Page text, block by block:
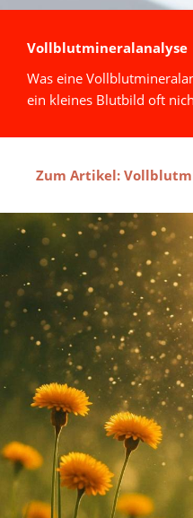
Vollblutmineralanalyse
Was eine
ein kleines Blutbild oft
Zum Artikel: